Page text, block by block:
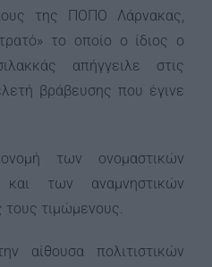
της ΠΟΠΟ Λάρνακας,
το οποίο ο ίδιος ο
απήγγειλε στις
βράβευσης που έγινε
των ονομαστικών
και των αναμνηστικών
τιμώμενους.
αίθουσα πολιτιστικών